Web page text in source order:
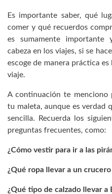
Es importante saber, qué
comer y qué recuerdos
es sumamente
cabeza en los viajes, si se
escoge de manera práctica
viaje.
A continuación te menciono
tu maleta, aunque es verdad
sencilla. Recuerda los
preguntas frecuentes, como:
¿Cómo vestir para ir a las
¿Qué ropa llevar a un
¿Qué tipo de calzado llevar a